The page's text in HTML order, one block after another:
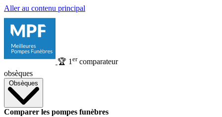
Aller au contenu principal
🏆 1 ercomparateur
obsèques
Obsèques
Comparer les pompes funèbres